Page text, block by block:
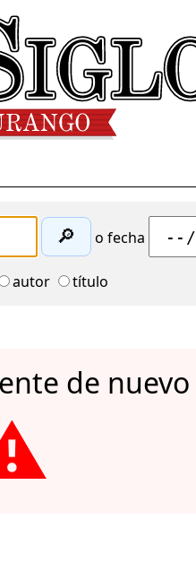
🔎 o fecha
autor título
de nuevo